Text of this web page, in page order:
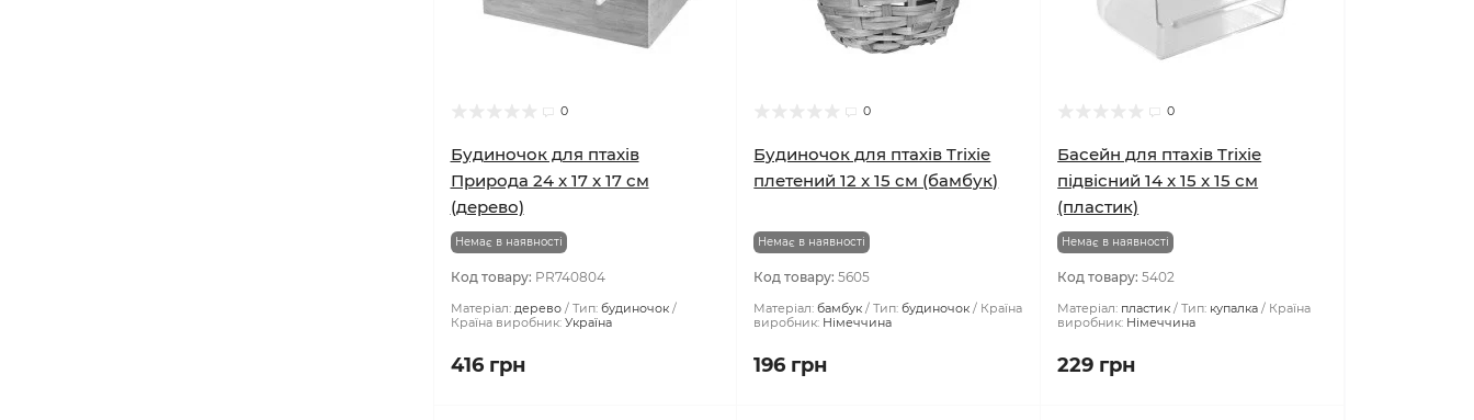
0
Будиночок для птахів
Природа 24 x 17 x 17 см
(дерево)
Немає в наявності
Код товару: PR740804
Матеріал: дерево Тип: будиночок
Країна виробник: Україна
416 грн
0
Будиночок для птахів Trixie
плетений 12 x 15 см (бамбук)
Немає в наявності
Код товару:5605
Матеріал: бамбук Тип: будиночок
Країна
виробник: Німеччина
196 грн
0
Басейн для птахів Trixie
підвісний 14 x 15 x 15 см
(пластик)
Немає в наявності
Код товару:5402
Матеріал: пластик Тип: купалка
Країна
виробник: Німеччина
229 грн